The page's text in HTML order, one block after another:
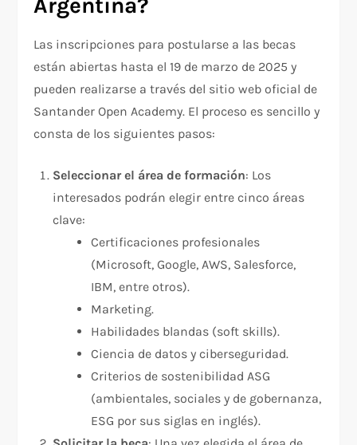
Las inscripciones para postularse a las becas
están abiertas hasta el 19 de marzo de 2025 y
pueden realizarse a través del sitio web oficial de
Santander Open Academy. El proceso es sencillo y
consta de los siguientes pasos:
Seleccionar el área de formación: Los
interesados podrán elegir entre cinco áreas
clave:
Certificaciones profesionales
(Microsoft, Google, AWS, Salesforce,
IBM, entre otros).
Marketing.
Habilidades blandas (soft skills).
Ciencia de datos y ciberseguridad.
Criterios de sostenibilidad ASG
(ambientales, sociales y de gobernanza,
ESG por sus siglas en inglés).